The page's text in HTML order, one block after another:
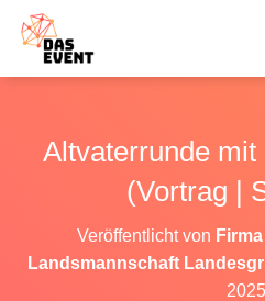
Altvaterrunde
(Vortrag |
Veröffentlicht von
Landsmannschaft
2025